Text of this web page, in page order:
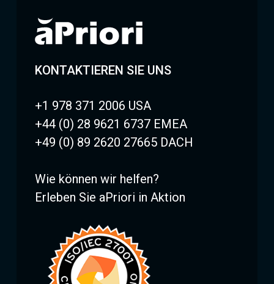
KONTAKTIEREN SIE UNS
+1 978 371 2006 USA
+44 (0) 28 9621 6737 EMEA
+49 (0) 89 2620 27665 DACH
Wie können wir helfen?
Erleben Sie aPriori in Aktion